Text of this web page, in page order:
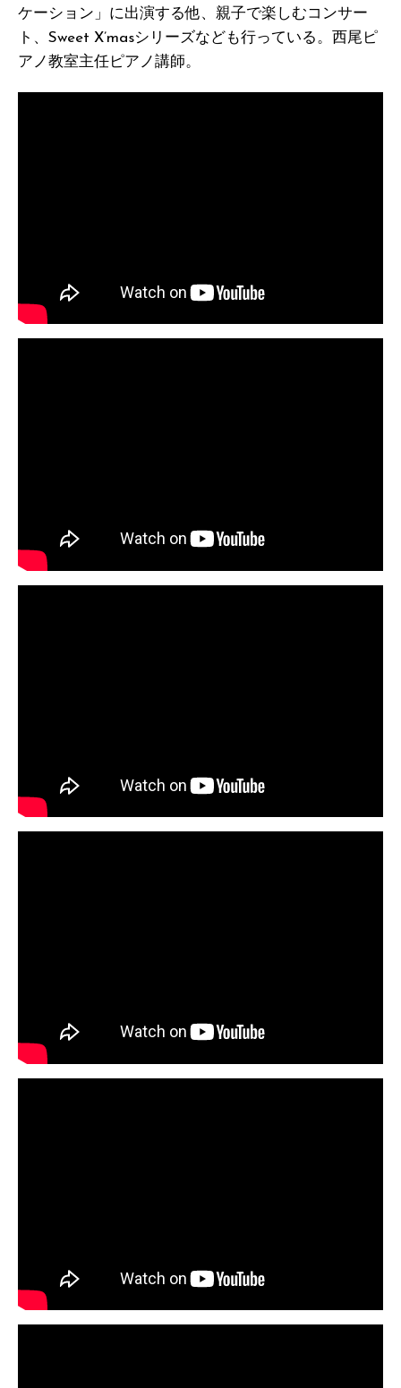
ケーション」に出演する他、親子で楽しむコンサー
ト、Sweet X’masシリーズなども行っている。西尾ピ
アノ教室主任ピアノ講師。